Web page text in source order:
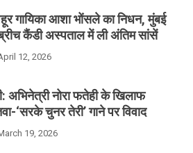
गायिका आशा भोंसले का निधन, मुंबई
कैंडी अस्पताल में ली अंतिम सांसें
12, 2026
अभिनेत्री नोरा फतेही के खिलाफ
‘सरके चुनर तेरी’ गाने पर विवाद
19, 2026